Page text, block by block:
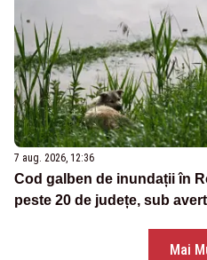
7 aug. 2026, 12:36
Cod galben de inundații în
peste 20 de județe, sub
Mai